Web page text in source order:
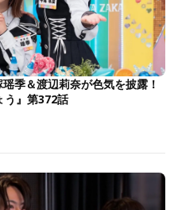
季＆渡辺莉奈が色気を披露！
う』第372話